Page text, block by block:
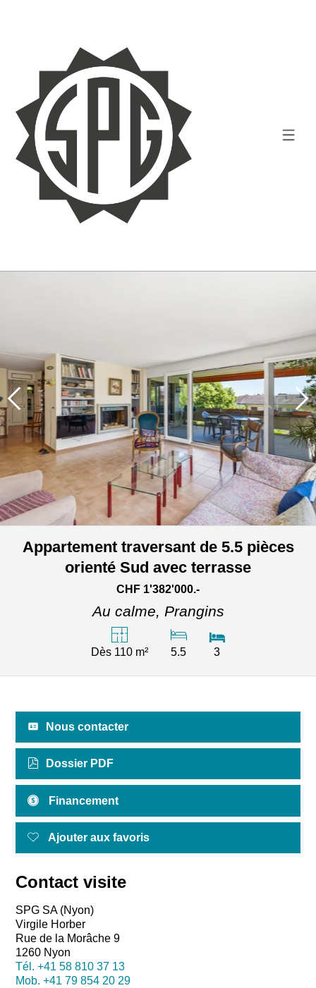
Appartement traversant de 5.5 pièces
orienté Sud avec terrasse
CHF 1'382'000.-
Au calme, Prangins
Dès 110 m² 5.5 3
Nous contacter
Dossier PDF
Financement
Ajouter aux favoris
Contact visite
SPG SA (Nyon)
Virgile Horber
Rue de la Morâche 9
1260 Nyon
Tél.+41 58 810 37 13
Mob.+41 79 854 20 29